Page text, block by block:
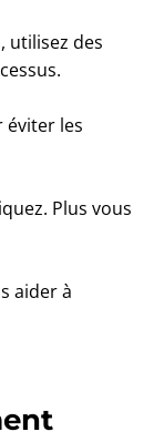
utilisez des
éviter les
Plus vous
aider à